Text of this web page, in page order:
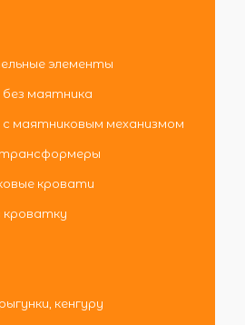
элементы
маятника
маятниковым механизмом
кровати
кроватку
кенгуру